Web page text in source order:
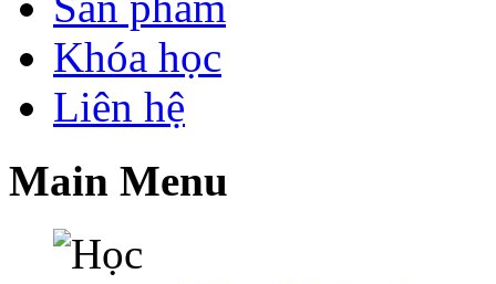
Khóa học
Liên hệ
Main Menu